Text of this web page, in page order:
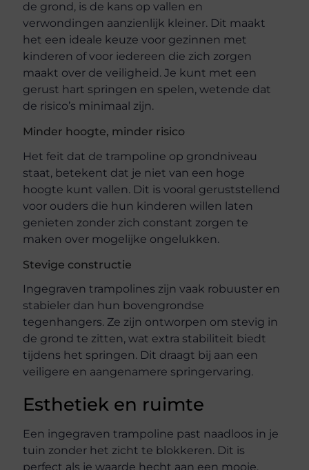
de grond, is de kans op vallen en
verwondingen aanzienlijk kleiner. Dit maakt
het een ideale keuze voor gezinnen met
kinderen of voor iedereen die zich zorgen
maakt over de veiligheid. Je kunt met een
gerust hart springen en spelen, wetende dat
de risico’s minimaal zijn.
Minder hoogte, minder risico
Het feit dat de trampoline op grondniveau
staat, betekent dat je niet van een hoge
hoogte kunt vallen. Dit is vooral geruststellend
voor ouders die hun kinderen willen laten
genieten zonder zich constant zorgen te
maken over mogelijke ongelukken.
Stevige constructie
Ingegraven trampolines zijn vaak robuuster en
stabieler dan hun bovengrondse
tegenhangers. Ze zijn ontworpen om stevig in
de grond te zitten, wat extra stabiliteit biedt
tijdens het springen. Dit draagt bij aan een
veiligere en aangenamere springervaring.
Esthetiek en ruimte
Een ingegraven trampoline past naadloos in je
tuin zonder het zicht te blokkeren. Dit is
perfect als je waarde hecht aan een mooie,